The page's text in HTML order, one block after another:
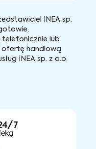
INEA sp.
telefonicznie lub
ofertę handlową
INEA sp. z o.o.
7